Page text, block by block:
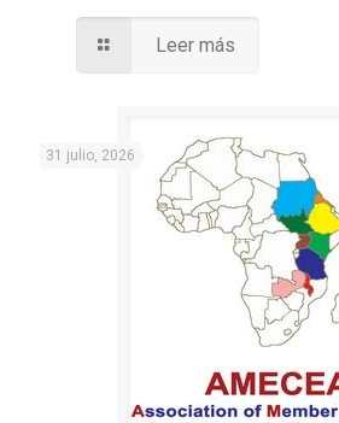
Leer más
31 julio, 2026